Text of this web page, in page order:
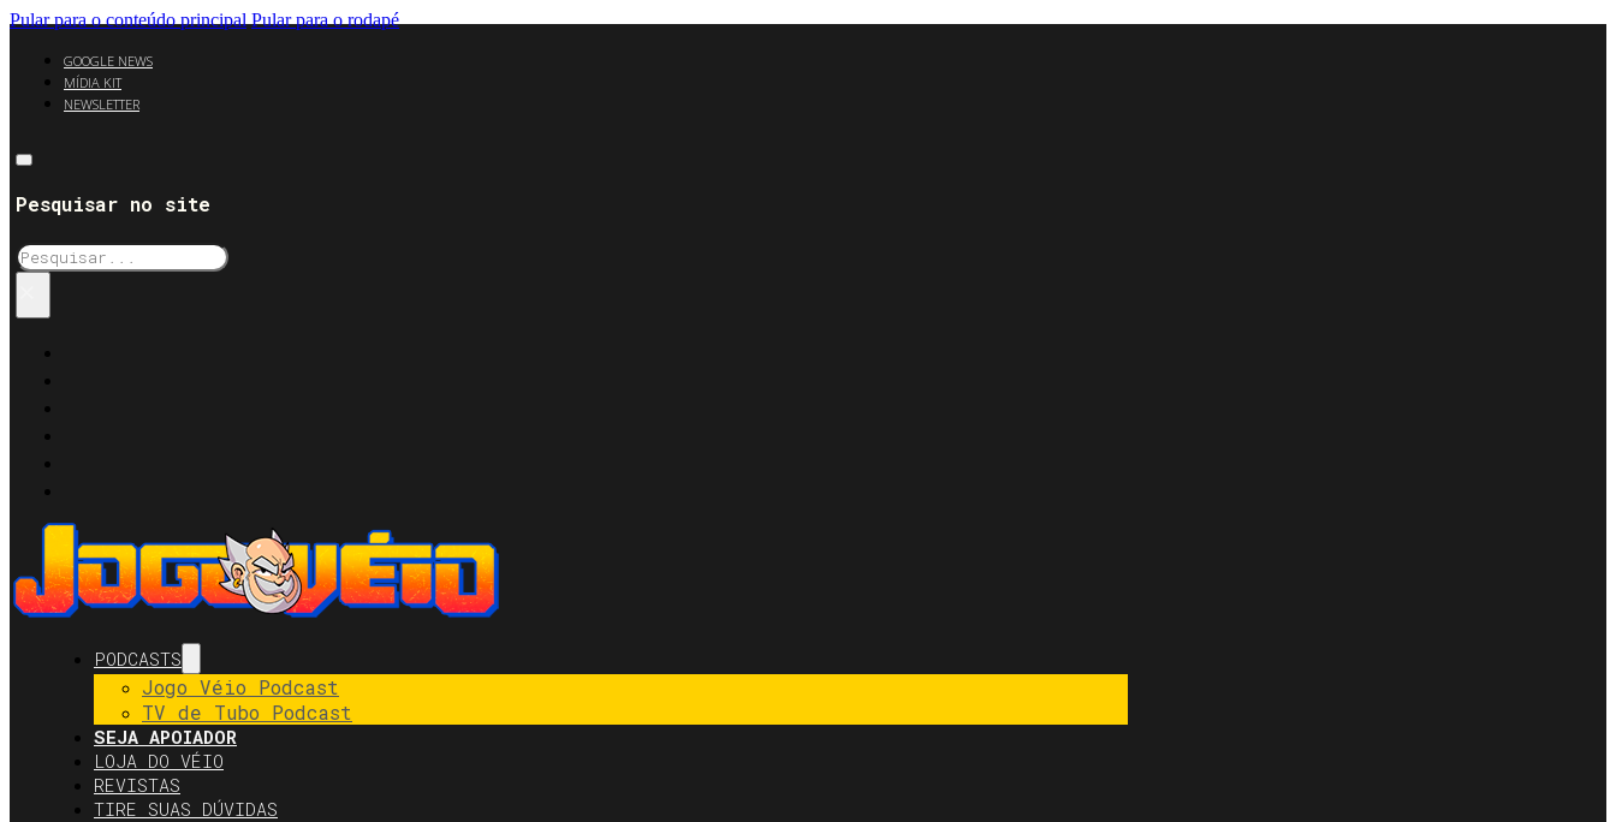
Pular para o conteúdo principal Pular para o rodapé
GOOGLE NEWS
MÍDIA KIT
NEWSLETTER
Pesquisar no site
Pesquisar
PODCASTS
Jogo Véio Podcast
TV de Tubo Podcast
SEJA APOIADOR
LOJA DO VÉIO
REVISTAS
TIRE SUAS DÚVIDAS